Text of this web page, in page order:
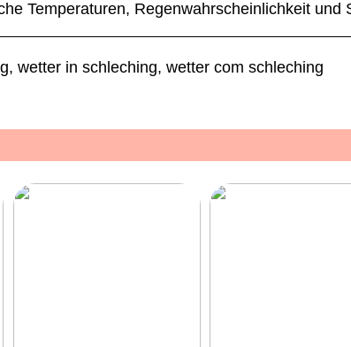
Temperaturen, Regenwahrscheinlichkeit und
wetter in schleching, wetter com schleching